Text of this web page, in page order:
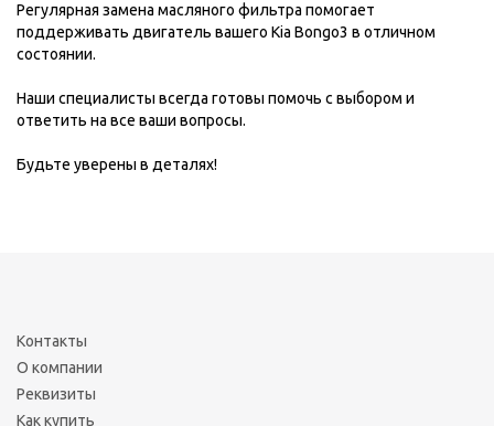
Регулярная замена масляного фильтра помогает
поддерживать двигатель вашего Kia Bongo3 в отличном
состоянии.
Наши специалисты всегда готовы помочь с выбором и
ответить на все ваши вопросы.
Будьте уверены в деталях!
Контакты
О компании
Реквизиты
Как купить